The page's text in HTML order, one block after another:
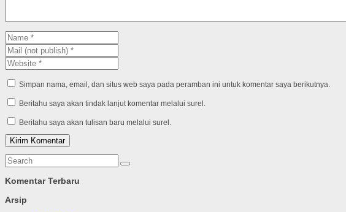
Simpan nama, email, dan situs web saya pada peramban ini untuk komentar saya berikutnya.
Beritahu saya akan tindak lanjut komentar melalui surel.
Beritahu saya akan tulisan baru melalui surel.
Komentar Terbaru
Arsip